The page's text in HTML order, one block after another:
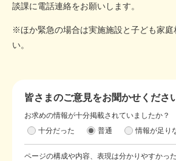
談課に電話連絡をお願いします。
※ほか緊急の場合は実施施設と子ども家庭
い。
皆さまのご意見をお聞かせくださ
お求めの情報が十分掲載されていましたか？
十分だった
普通 情報が足り
ページの構成や内容、表現は分かりやすかっ